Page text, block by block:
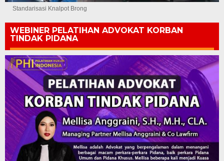
Standarisasi Knalpot Brong
WEBINER PELATIHAN ADVOKAT KORBAN
TINDAK PIDANA